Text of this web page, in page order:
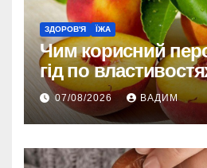
ЗДОРОВ'Я ЇЖА
Чим корисний
гід по
впливі на організм
07/08/2026 ВАДИМ